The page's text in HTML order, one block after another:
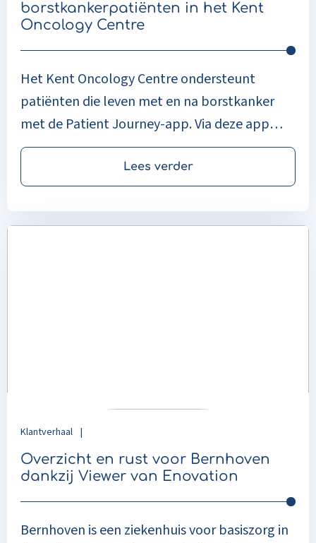
borstkankerpatiënten in het Kent
Oncology Centre
Het Kent Oncology Centre ondersteunt
patiënten die leven met en na borstkanker
met de Patient Journey-app. Via deze app
hebben patiënten op elk moment toegang
tot informatie over hun diagnose,
behandeling en de vervolgstappen in hun
zorgtraject. Het biedt duidelijkheid, structuur,
Lees verder
Klantverhaal |
Overzicht en rust voor Bernhoven
dankzij Viewer van Enovation
Bernhoven is een ziekenhuis voor basiszorg in
Read